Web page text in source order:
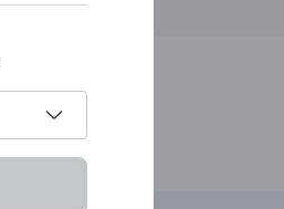
in 3 Raten